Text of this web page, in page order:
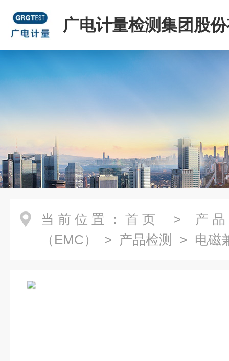
广电计量检测集团股
司
当前位置： 首页 > 产
（EMC）
> 产品检测
> 电磁